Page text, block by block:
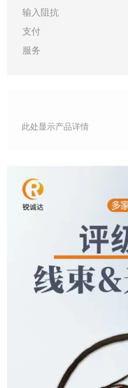
输入阻抗
支付
服务
此处显示产品详情